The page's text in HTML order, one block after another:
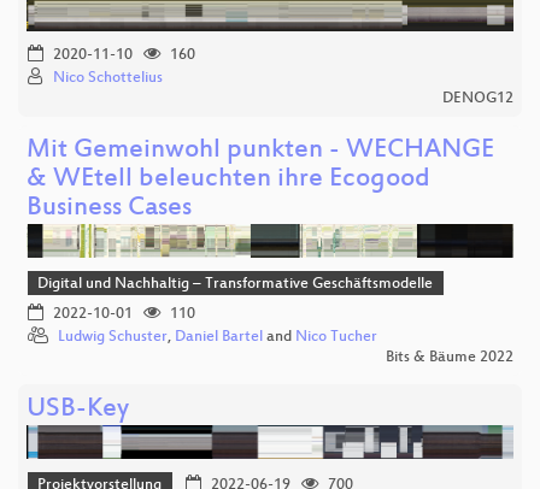
2020-11-10
160
Nico Schottelius
DENOG12
Mit Gemeinwohl punkten - WECHANGE
& WEtell beleuchten ihre Ecogood
Business Cases
Digital und Nachhaltig – Transformative Geschäftsmodelle
2022-10-01
110
Ludwig Schuster, Daniel Bartel and Nico Tucher
Bits & Bäume 2022
USB-Key
Projektvorstellung 2022-06-19 700